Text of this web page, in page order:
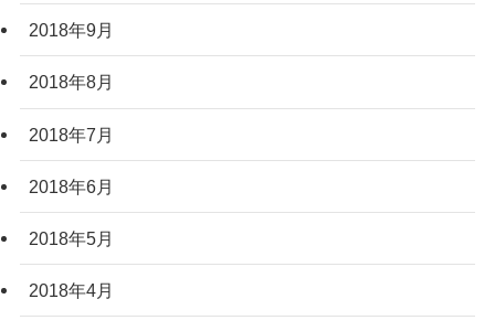
2018年9月
2018年8月
2018年7月
2018年6月
2018年5月
2018年4月